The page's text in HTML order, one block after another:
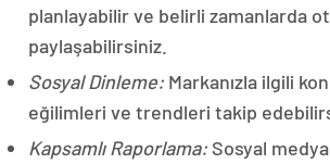
planlayabilir ve belirli zamanlarda
paylaşabilirsiniz.
Sosyal Dinleme: Markanızla ilgili
eğilimleri ve trendleri takip
Kapsamlı Raporlama: Sosyal medya